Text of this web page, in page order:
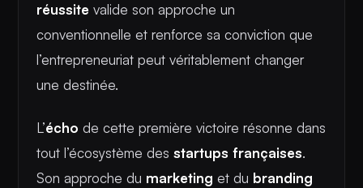
réussite valide son approche un
conventionnelle et renforce sa conviction que
l’entrepreneuriat peut véritablement changer
une destinée.
L’écho de cette première victoire résonne dans
tout l’écosystème des startups françaises.
Son approche du marketing et du branding